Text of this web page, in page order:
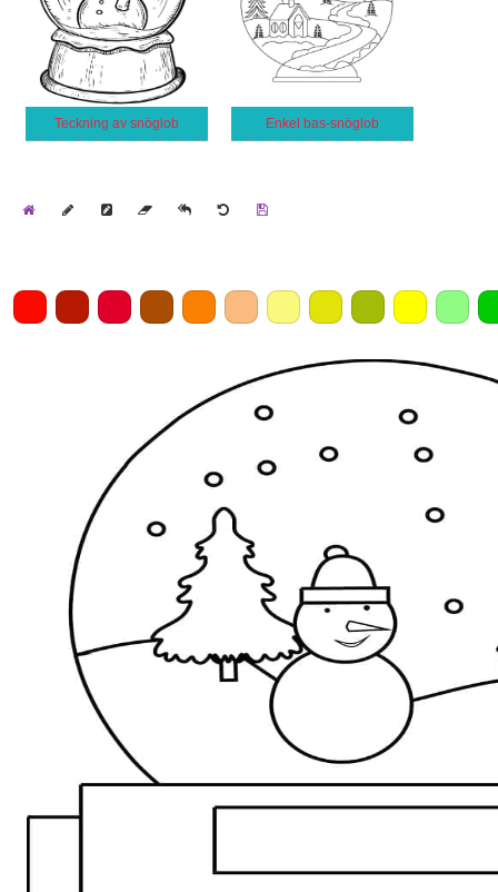
Teckning av snöglob Enkel bas-snöglob